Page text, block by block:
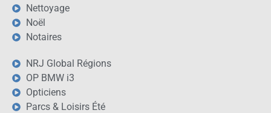
Nettoyage
Noël
Notaires
NRJ Global Régions
OP BMW i3
Opticiens
Parcs & Loisirs Été